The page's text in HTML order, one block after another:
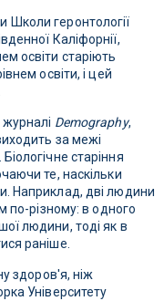
геронтології
Каліфорнії,
освіти старіють
освіти, і цей
Demography,
за межі
старіння
те, наскільки
Наприклад, дві людини
по-різному: в одного
людини, тоді як в
раніше.
здоров'я, ніж
Університету